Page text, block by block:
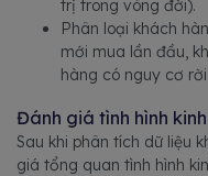
trị trong vòng đời).
Phân loại khách
mới mua lần đầu,
hàng có nguy cơ
Đánh giá tình hình
Sau khi phân tích dữ liệu
giá tổng quan tình hình